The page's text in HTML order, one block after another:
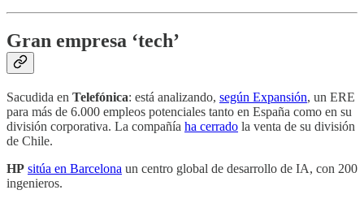
Gran empresa ‘tech’
Sacudida en Telefónica: está analizando, según Expansión, un ERE
para más de 6.000 empleos potenciales tanto en España como en su
división corporativa. La compañía ha cerrado la venta de su división
de Chile.
HP sitúa en Barcelona un centro global de desarrollo de IA, con 200
ingenieros.